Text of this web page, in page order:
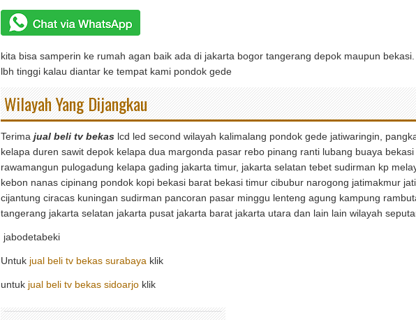
kita bisa samperin ke rumah agan baik ada di jakarta bogor tangerang depok maupun
lbh tinggi kalau diantar ke tempat kami pondok gede
Wilayah Yang Dijangkau
Terima jual beli tv bekas lcd led second wilayah kalimalang pondok gede jatiwaringin,
kelapa duren sawit depok kelapa dua margonda pasar rebo pinang ranti lubang buaya
rawamangun pulogadung kelapa gading jakarta timur, jakarta selatan tebet sudirman kp
kebon nanas cipinang pondok kopi bekasi barat bekasi timur cibubur narogong jatimakmur
cijantung ciracas kuningan sudirman pancoran pasar minggu lenteng agung kampung
tangerang jakarta selatan jakarta pusat jakarta barat jakarta utara dan lain lain wilayah
jabodetabeki
Untuk jual beli tv bekas surabaya klik
untuk jual beli tv bekas sidoarjo klik